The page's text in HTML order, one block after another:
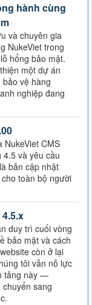
hành cùng
và chuyên gia
NukeViet trong
hổng bảo mật.
một dự án
vệ hàng
nghiệp đang
NukeViet CMS
và yêu cầu
bản cập nhật
toàn bộ người
duy trì cuối vòng
bảo mật và cách
còn ở lại
tôi vẫn nỗ lực
tảng này —
sang